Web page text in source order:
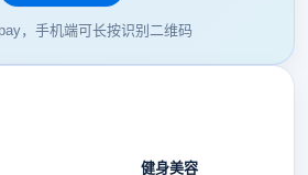
，手机端可长按识别二维码
健身美容